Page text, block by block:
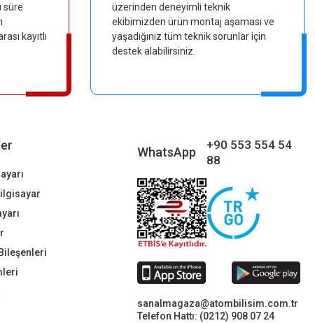
süre
kayıtlı
üzerinden deneyimli teknik
ekibimizden ürün montaj aşaması ve
yaşadığınız tüm teknik sorunlar için
destek alabilirsiniz.
WhatsApp
+90 553 554 54
88
sanalmagaza@atombilisim.com.tr
Telefon Hattı: (0212) 908 07 24